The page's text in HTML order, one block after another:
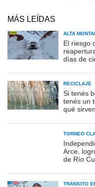
MÁS LEÍDAS
ALTA
El riesgo
días de
RECICLAJE
Si tenés
tenés un
qué sirven
TORNEO
Arce,
de Río
TRÁNSITO